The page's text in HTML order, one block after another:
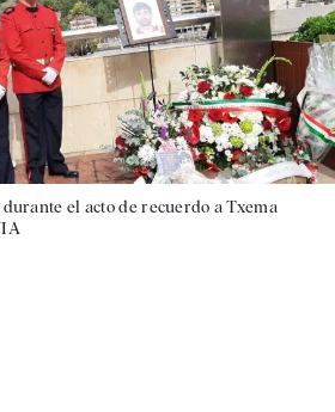
el acto de recuerdo a Txema